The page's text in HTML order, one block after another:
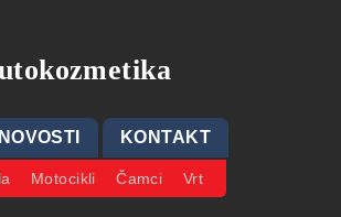
NOVOSTI KONTAKT
Motocikli Čamci Vrt